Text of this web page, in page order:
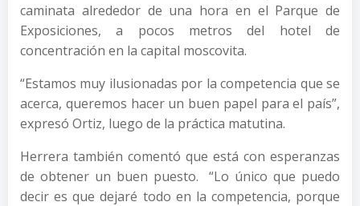
caminata alrededor de una hora en el Parque de
Exposiciones, a pocos metros del hotel de
concentración en la capital moscovita.
“Estamos muy ilusionadas por la competencia que se
acerca, queremos hacer un buen papel para el país”,
expresó Ortiz, luego de la práctica matutina.
Herrera también comentó que está con esperanzas
de obtener un buen puesto. “Lo único que puedo
decir es que dejaré todo en la competencia, porque